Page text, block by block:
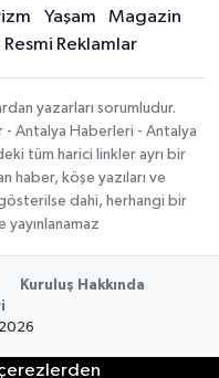
Yaşam
Magazin
Resmi Reklamlar
yazarları sorumludur.
- Antalya Haberleri - Antalya
tüm harici linkler ayrı bir
haber, köşe yazıları ve
dahi, herhangi bir
yayınlanamaz
Kuruluş Hakkında